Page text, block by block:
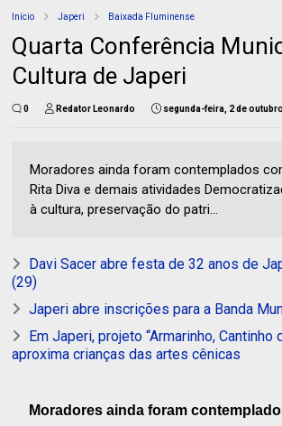
Início Japeri Baixada Fluminense
Quarta Conferência
Cultura de Japeri
0 Redator Leonardo segunda-feira, 2 de
Moradores ainda foram contemplados
Rita Diva e demais atividades
à cultura, preservação do patri...
Davi Sacer abre festa de 32 anos de
(29)
Japeri abre inscrições para a Banda
Em Japeri, projeto “Armarinho, Cantinho
aproxima crianças das artes cênicas
Moradores ainda foram